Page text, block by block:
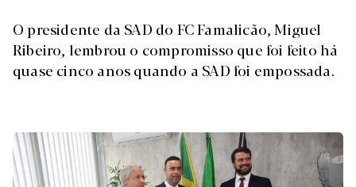
O presidente da SAD do FC Famalicão, Miguel
Ribeiro, lembrou o compromisso que foi feito há
quase cinco anos quando a SAD foi empossada.